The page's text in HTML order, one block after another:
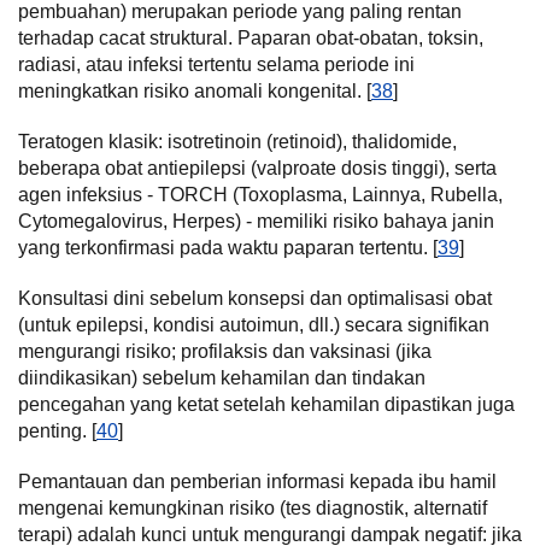
pembuahan) merupakan periode yang paling rentan
terhadap cacat struktural. Paparan obat-obatan, toksin,
radiasi, atau infeksi tertentu selama periode ini
meningkatkan risiko anomali kongenital. [38]
Teratogen klasik: isotretinoin (retinoid), thalidomide,
beberapa obat antiepilepsi (valproate dosis tinggi), serta
agen infeksius - TORCH (Toxoplasma, Lainnya, Rubella,
Cytomegalovirus, Herpes) - memiliki risiko bahaya janin
yang terkonfirmasi pada waktu paparan tertentu. [39]
Konsultasi dini sebelum konsepsi dan optimalisasi obat
(untuk epilepsi, kondisi autoimun, dll.) secara signifikan
mengurangi risiko; profilaksis dan vaksinasi (jika
diindikasikan) sebelum kehamilan dan tindakan
pencegahan yang ketat setelah kehamilan dipastikan juga
penting. [40]
Pemantauan dan pemberian informasi kepada ibu hamil
mengenai kemungkinan risiko (tes diagnostik, alternatif
terapi) adalah kunci untuk mengurangi dampak negatif: jika